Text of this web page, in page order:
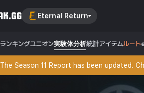
Eternal Return
ランキングユニオン実験体分析統計アイテムルート
The Season 11 Report has been updated.